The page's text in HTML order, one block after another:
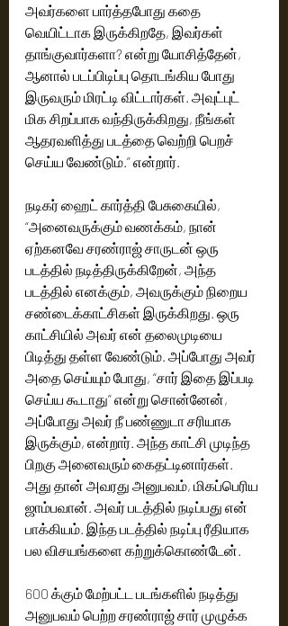
அவர்களை பார்த்தபோது கதை
வெயிட்டாக இருக்கிறதே, இவர்கள்
தாங்குவார்களா? என்று யோசித்தேன்,
ஆனால் படப்பிடிப்பு தொடங்கிய போது
இருவரும் மிரட்டி விட்டார்கள். அவுட்புட்
மிக சிறப்பாக வந்திருக்கிறது, நீங்கள்
ஆதரவளித்து படத்தை வெற்றி பெறச்
செய்ய வேண்டும்.” என்றார்.
நடிகர் ஹைட் கார்த்தி பேசுகையில்,
“அனைவருக்கும் வணக்கம், நான்
ஏற்கனவே சரண்ராஜ் சாருடன் ஒரு
படத்தில் நடித்திருக்கிறேன், அந்த
படத்தில் எனக்கும், அவருக்கும் நிறைய
சண்டைக்காட்சிகள் இருக்கிறது. ஒரு
காட்சியில் அவர் என் தலைமுடியை
பிடித்து தள்ள வேண்டும். அப்போது அவர்
அதை செய்யும் போது, “சார் இதை இப்படி
செய்ய கூடாது” என்று சொன்னேன்,
அப்போது அவர் நீ பண்ணுடா சரியாக
இருக்கும், என்றார். அந்த காட்சி முடிந்த
பிறகு அனைவரும் கைதட்டினார்கள்.
அது தான் அவரது அனுபவம், மிகப்பெரிய
ஜாம்பவான். அவர் படத்தில் நடிப்பது என்
பாக்கியம். இந்த படத்தில் நடிப்பு ரீதியாக
பல விசயங்களை கற்றுக்கொண்டேன்.
600 க்கும் மேற்பட்ட படங்களில் நடித்து
அனுபவம் பெற்ற சரண்ராஜ் சார் முழுக்க